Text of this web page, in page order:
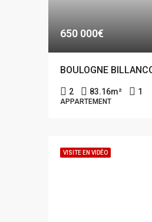
650 000€
2 83.16m² 1
APPARTEMENT
VISITE EN VIDÉO